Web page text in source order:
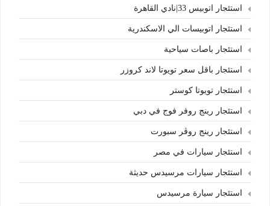
استئجار اتوبيس 33|نادي القاهرة
استئجار اتوبيسات الي الاسكندرية
استئجار باصات سياحية
استئجار باقل سعر تويوتا لاند كروزر
استئجار تويوتا كوستر
استئجار رينج روفر فوج في دبي
استئجار رينج روڤر سبورت
استئجار سيارات في مصر
استئجار سيارات مرسيدس حديثة
استئجار سيارة مرسيدس